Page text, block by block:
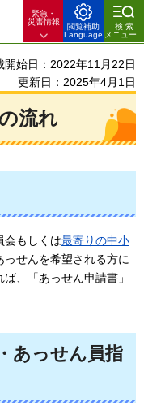
緊急・
災害情報
閲覧補助
Language
検索
メニュー
開始日：2022年11月22日
更新日：2025年4月1日
流れ
会もしくは最寄りの中小
せんを希望される方に
、「あっせん申請書」
あっせん員指